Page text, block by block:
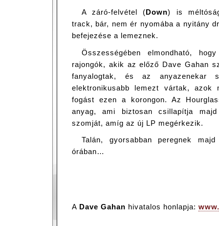
A záró-felvétel (Down) is
track, bár, nem ér nyomába a nyitány
befejezése a lemeznek.
Összességében elmondható,
rajongók, akik az előző Dave Gahan
fanyalogtak, és az anyazenekar
elektronikusabb lemezt vártak, azok
fogást ezen a korongon. Az
anyag, ami biztosan csillapítja
szomját, amíg az új LP megérkezik.
Talán, gyorsabban peregnek
órában…
A Dave Gahan hivatalos honlapja: